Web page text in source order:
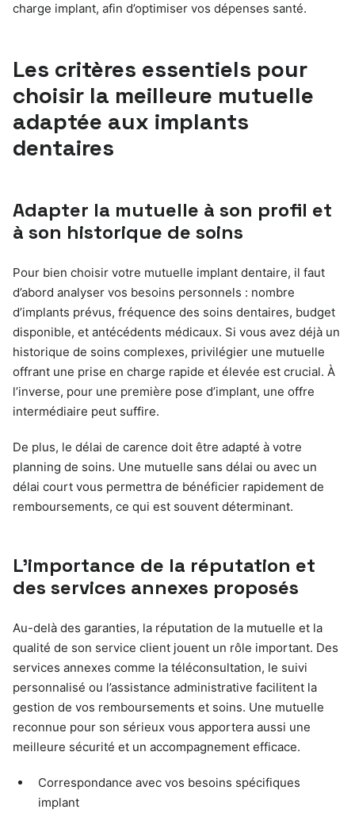
charge implant, afin d’optimiser vos dépenses santé.
Les critères essentiels pour
choisir la meilleure mutuelle
adaptée aux implants
dentaires
Adapter la mutuelle à son profil et
à son historique de soins
Pour bien choisir votre mutuelle implant dentaire, il faut
d’abord analyser vos besoins personnels : nombre
d’implants prévus, fréquence des soins dentaires, budget
disponible, et antécédents médicaux. Si vous avez déjà un
historique de soins complexes, privilégier une mutuelle
offrant une prise en charge rapide et élevée est crucial. À
l’inverse, pour une première pose d’implant, une offre
intermédiaire peut suffire.
De plus, le délai de carence doit être adapté à votre
planning de soins. Une mutuelle sans délai ou avec un
délai court vous permettra de bénéficier rapidement de
remboursements, ce qui est souvent déterminant.
L’importance de la réputation et
des services annexes proposés
Au-delà des garanties, la réputation de la mutuelle et la
qualité de son service client jouent un rôle important. Des
services annexes comme la téléconsultation, le suivi
personnalisé ou l’assistance administrative facilitent la
gestion de vos remboursements et soins. Une mutuelle
reconnue pour son sérieux vous apportera aussi une
meilleure sécurité et un accompagnement efficace.
Correspondance avec vos besoins spécifiques
implant